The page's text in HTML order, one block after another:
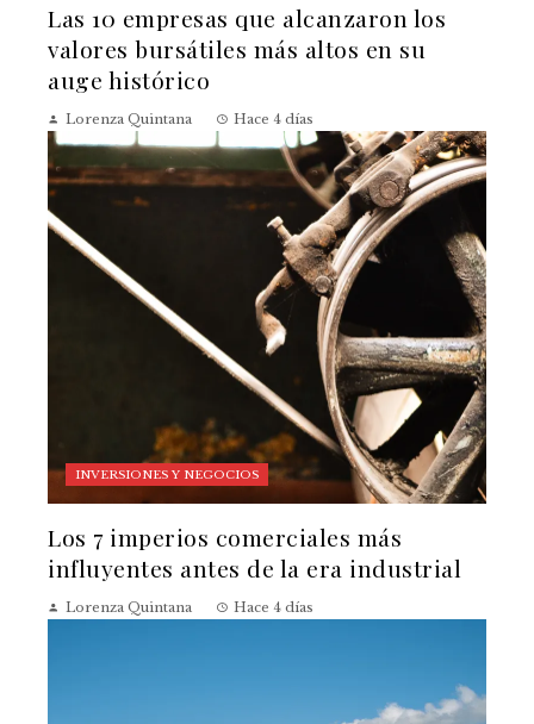
Las 10 empresas que alcanzaron los
valores bursátiles más altos en su
auge histórico
Lorenza Quintana Hace 4 días
INVERSIONES Y NEGOCIOS
Los 7 imperios comerciales más
influyentes antes de la era industrial
Lorenza Quintana Hace 4 días